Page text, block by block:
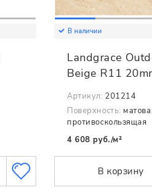
В наличии
Landgrace
Beige R11
Артикул: 201214
Поверхность:
противоскользящая
4 608 руб./м²
В корзину